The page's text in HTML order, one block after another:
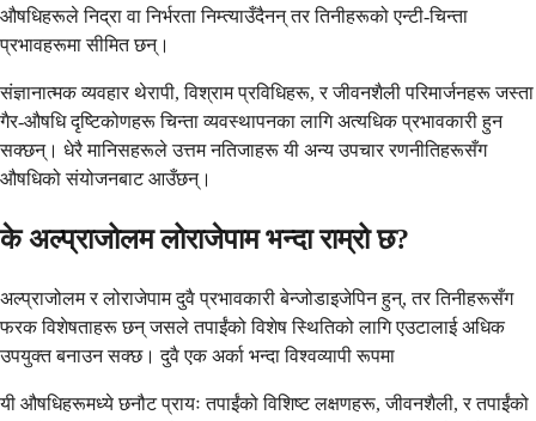
औषधिहरूले निद्रा वा निर्भरता निम्त्याउँदैनन् तर तिनीहरूको एन्टी-चिन्ता
प्रभावहरूमा सीमित छन्।
संज्ञानात्मक व्यवहार थेरापी, विश्राम प्रविधिहरू, र जीवनशैली परिमार्जनहरू जस्ता
गैर-औषधि दृष्टिकोणहरू चिन्ता व्यवस्थापनका लागि अत्यधिक प्रभावकारी हुन
सक्छन्। धेरै मानिसहरूले उत्तम नतिजाहरू यी अन्य उपचार रणनीतिहरूसँग
औषधिको संयोजनबाट आउँछन्।
के अल्प्राजोलम लोराजेपाम भन्दा राम्रो छ?
अल्प्राजोलम र लोराजेपाम दुवै प्रभावकारी बेन्जोडाइजेपिन हुन्, तर तिनीहरूसँग
फरक विशेषताहरू छन् जसले तपाईंको विशेष स्थितिको लागि एउटालाई अधिक
उपयुक्त बनाउन सक्छ। दुवै एक अर्का भन्दा विश्वव्यापी रूपमा
यी औषधिहरूमध्ये छनौट प्रायः तपाईंको विशिष्ट लक्षणहरू, जीवनशैली, र तपाईंको